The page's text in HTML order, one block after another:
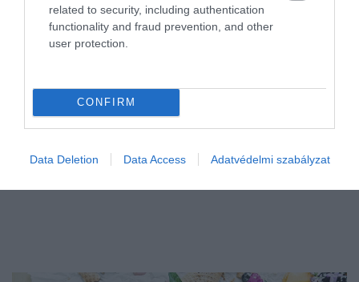
related to security, including authentication
functionality and fraud prevention, and other
user protection.
CONFIRM
Data Deletion Data Access Adatvédelmi szabályzat
az automatákra és az internetes értékesítésre is kiterjed,
megszegéséért…